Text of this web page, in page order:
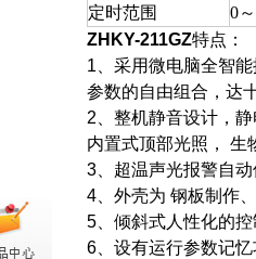
定时范围
0
ZHKY-211GZ特点：
1 、采用微电脑全智
参数的自由组合，达
2 、整机静音设计，
内置式顶部光照， 生
3 、超温声光报警自
4 、外壳为 钢板制作
5 、倾斜式人性化的
6 、设有运行参数记